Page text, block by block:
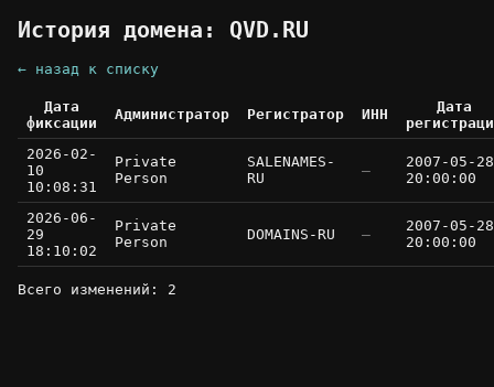
История домена: QVD.RU
← назад к списку
Дата
фиксации
Администратор Регистратор ИНН
Дата
2026-02-
10
10:08:31
Private
Person
SALENAMES-
RU
—
2007-05-28
20:00:00
2026-06-
29
18:10:02
Private
Person
DOMAINS-RU —
2007-05-28
20:00:00
Всего изменений: 2